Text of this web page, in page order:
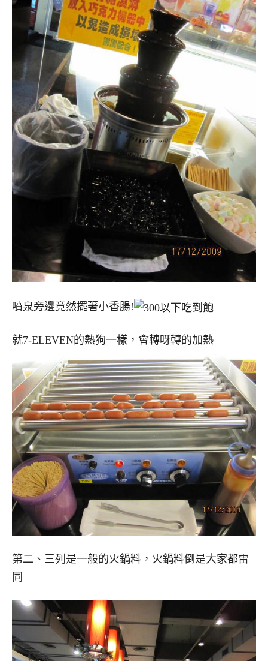
噴泉旁邊竟然擺著小香腸!
就7-ELEVEN的熱狗一樣，會轉呀轉的加熱
第二、三列是一般的火鍋料，火鍋料倒是大家都雷
同